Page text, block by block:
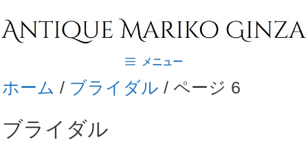
ン
ン
ツ
へ
ス
メニュー
ホーム / ブライダル / ページ 6
ブライダル